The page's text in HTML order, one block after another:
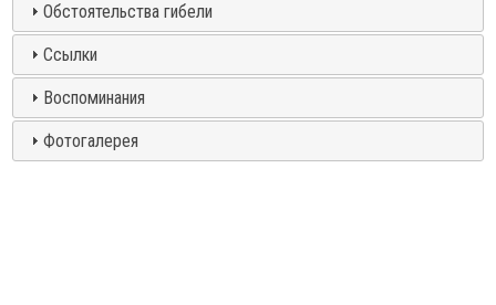
Обстоятельства гибели
Ссылки
Воспоминания
Фотогалерея